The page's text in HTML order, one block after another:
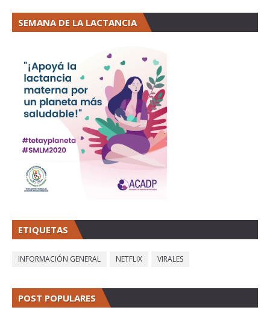
SEMANA DE LA LACTANCIA
ETIQUETAS
INFORMACIÓN GENERAL NETFLIX VIRALES
POST POPULARES